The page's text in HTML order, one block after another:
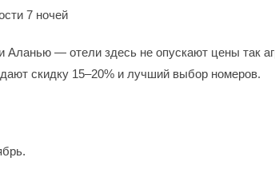
7 ночей
— отели здесь не опускают цены так
скидку 15–20% и лучший выбор номеров.